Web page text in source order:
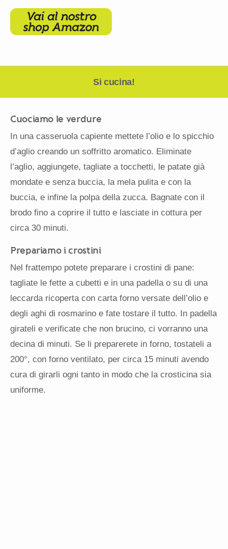
Si cucina!
Cuociamo le verdure
In una casseruola capiente mettete l’olio e lo spicchio
d’aglio creando un soffritto aromatico. Eliminate
l’aglio, aggiungete, tagliate a tocchetti, le patate già
mondate e senza buccia, la mela pulita e con la
buccia, e infine la polpa della zucca. Bagnate con il
brodo fino a coprire il tutto e lasciate in cottura per
circa 30 minuti.
Prepariamo i crostini
Nel frattempo potete preparare i crostini di pane:
tagliate le fette a cubetti e in una padella o su di una
leccarda ricoperta con carta forno versate dell’olio e
degli aghi di rosmarino e fate tostare il tutto. In padella
girateli e verificate che non brucino, ci vorranno una
decina di minuti. Se li preparerete in forno, tostateli a
200°, con forno ventilato, per circa 15 minuti avendo
cura di girarli ogni tanto in modo che la crosticina sia
uniforme.